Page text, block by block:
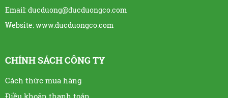
Email: ducduong@ducduongco.com
Website:www.ducduongco.com
CHÍNH SÁCH CÔNG TY
Cách thức mua hàng
Điều khoản thanh toán